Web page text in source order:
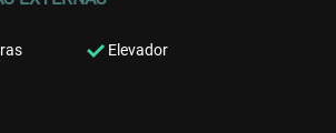
Elevador